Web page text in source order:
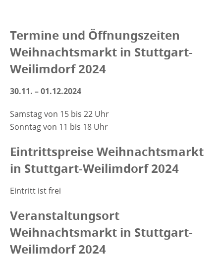
Termine und Öffnungszeiten
Weihnachtsmarkt in Stuttgart-
Weilimdorf 2024
30.11. – 01.12.2024
Samstag von 15 bis 22 Uhr
Sonntag von 11 bis 18 Uhr
Eintrittspreise Weihnachtsmarkt
in Stuttgart-Weilimdorf 2024
Eintritt ist frei
Veranstaltungsort
Weihnachtsmarkt in Stuttgart-
Weilimdorf 2024